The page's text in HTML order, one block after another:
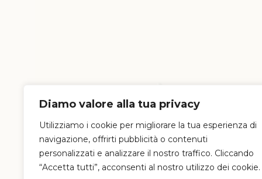
Diamo valore alla tua privacy
Utilizziamo i cookie per migliorare la tua esperienza di
navigazione, offrirti pubblicità o contenuti
personalizzati e analizzare il nostro traffico. Cliccando
“Accetta tutti”, acconsenti al nostro utilizzo dei cookie.